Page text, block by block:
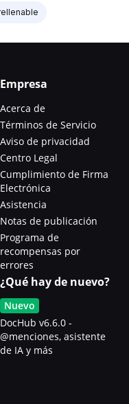
Empresa
Acerca de
Términos de Servicio
Aviso de privacidad
Centro Legal
Cumplimiento de Firma
Electrónica
Asistencia
Notas de publicación
Programa de
recompensas por
errores
¿Qué hay de nuevo?
Nuevo
DocHub v6.6.0 -
@menciones, asistente
de IA y más